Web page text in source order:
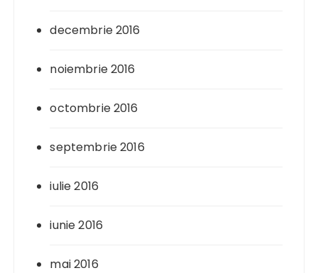
decembrie 2016
noiembrie 2016
octombrie 2016
septembrie 2016
iulie 2016
iunie 2016
mai 2016